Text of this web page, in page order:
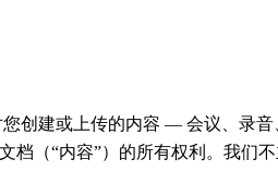
您创建或上传的内容 — 会议、录音
档（“内容”）的所有权利。我们